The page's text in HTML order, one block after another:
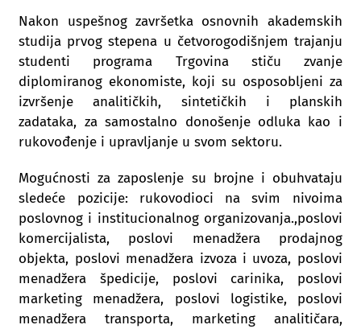
Nakon uspešnog završetka osnovnih akademskih
studija prvog stepena u četvorogodišnjem trajanju
studenti programa Trgovina stiču zvanje
diplomiranog ekonomiste, koji su osposobljeni za
izvršenje analitičkih, sintetičkih i planskih
zadataka, za samostalno donošenje odluka kao i
rukovođenje i upravljanje u svom sektoru.
Mogućnosti za zaposlenje su brojne i obuhvataju
sledeće pozicije: rukovodioci na svim nivoima
poslovnog i institucionalnog organizovanja.,poslovi
komercijalista, poslovi menadžera prodajnog
objekta, poslovi menadžera izvoza i uvoza, poslovi
menadžera špedicije, poslovi carinika, poslovi
marketing menadžera, poslovi logistike, poslovi
menadžera transporta, marketing analitičara,